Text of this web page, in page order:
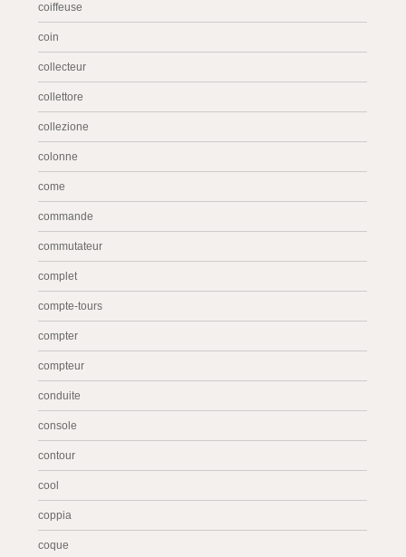
coiffeuse
coin
collecteur
collettore
collezione
colonne
come
commande
commutateur
complet
compte-tours
compter
compteur
conduite
console
contour
cool
coppia
coque